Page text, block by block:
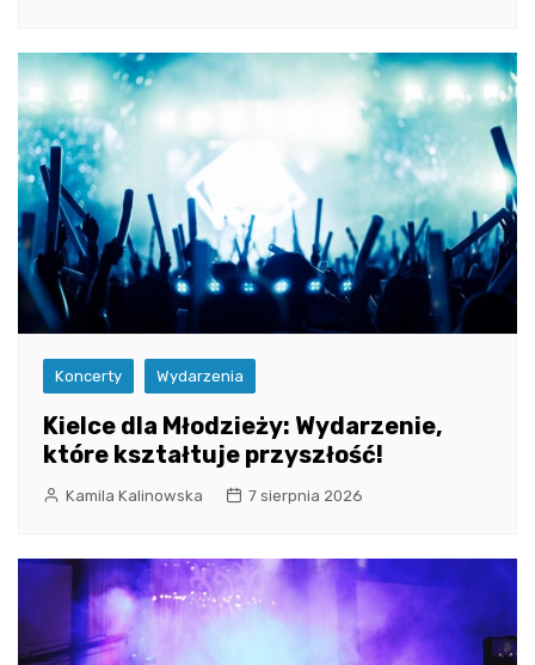
Koncerty Wydarzenia
Kielce dla Młodzieży: Wydarzenie,
które kształtuje przyszłość!
Kamila Kalinowska 7 sierpnia 2026